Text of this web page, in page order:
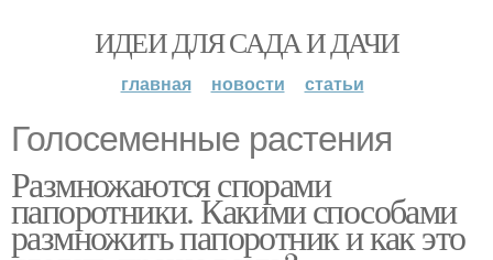
ИДЕИ ДЛЯ САДА И ДАЧИ
главная новости статьи
Голосеменные растения
Размножаются спорами
папоротники. Какими способами
размножить папоротник и как это